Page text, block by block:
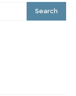
Search